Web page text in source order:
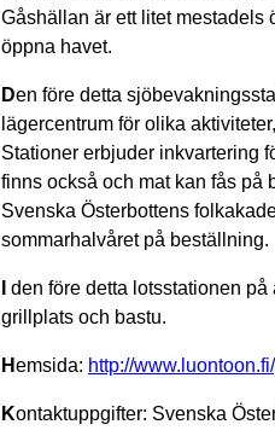
Gåshällan är ett litet mestadels
öppna havet.
Den före detta
lägercentrum för olika
Stationer erbjuder inkvartering
finns också och mat kan fås på
Svenska Österbottens
sommarhalvåret på beställning.
den före detta lotsstationen
grillplats och bastu.
Hemsida: http://
Kontaktuppgifter: Svenska